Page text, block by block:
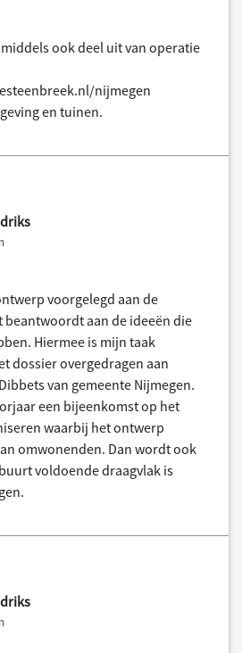
ook deel uit van operatie
nijmegen
en tuinen.
voorgelegd aan de
aan de ideeën die
Hiermee is mijn taak
dossier overgedragen aan
van gemeente Nijmegen.
een bijeenkomst op het
waarbij het ontwerp
omwonenden. Dan wordt ook
voldoende draagvlak is